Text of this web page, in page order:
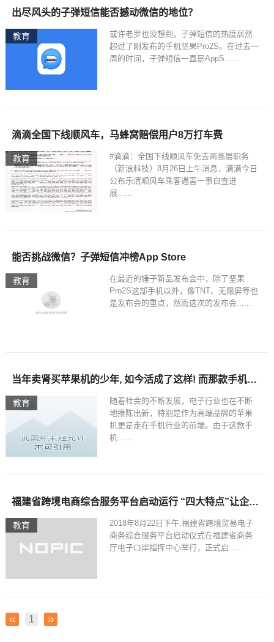
教育
出尽风头的子弹短信能否撼动微信的地位？
或许老罗也没想到，子弹短信的热度居然
超过了刚发布的手机坚果Pro2S。在过去一
周的时间，子弹短信一直是AppS......
教育
滴滴全国下线顺风车，马蜂窝赔偿用户8万打车费
#滴滴：全国下线顺风车免去两高层职务
（新浪科技）8月26日上午消息，滴滴今日
公布乐清顺风车乘客遇害一事自查进
展......
教育
能否挑战微信？子弹短信冲榜App Store
在最近的锤子新品发布会中，除了坚果
Pro2S这部手机以外，像TNT、无限屏等也
是发布会的重点，然而这次的发布会......
教育
当年卖肾买苹果机的少年, 如今活成了这样! 而那款手机如今只值50元了
随着社会的不断发展，电子行业也在不断
地推陈出新，特别是作为高端品牌的苹果
机更是走在手机行业的前端。由于这款手
机......
教育
福建省跨境电商综合服务平台启动运行 “四大特点”让企业通关更流畅更简单
2018年8月22日下午,福建省跨境贸易电子
商务综合服务平台启动仪式在福建省商务
厅电子口岸指挥中心举行，正式启......
‹‹ 1 ››